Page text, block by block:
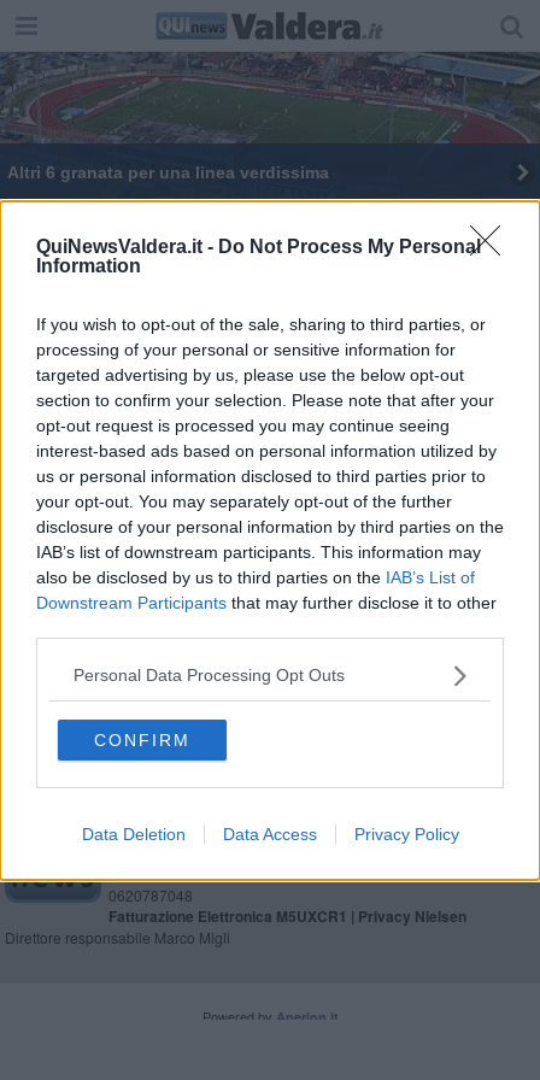
QuiNewsValdera.it - Do Not Process My Personal
Information
If you wish to opt-out of the sale, sharing to third parties, or
processing of your personal or sensitive information for
targeted advertising by us, please use the below opt-out
section to confirm your selection. Please note that after your
opt-out request is processed you may continue seeing
interest-based ads based on personal information utilized by
us or personal information disclosed to third parties prior to
your opt-out. You may separately opt-out of the further
disclosure of your personal information by third parties on the
IAB’s list of downstream participants. This information may
also be disclosed by us to third parties on the IAB’s List of
Downstream Participants that may further disclose it to other
Personal Data Processing Opt Outs
CONFIRM
Data Deletion Data Access Privacy Policy
Altri 6 granata per una linea verdissima
Tanti giovani per il rilancio in serie D
Oltre al danno la beffa, multa per 23 giocatori
granata
Granata tra colpi sudamericani e ritorni
Rivoluzione granata, fuori tre big e nuovi arrivi
Per i granata un colpo anche in attacco
Quando i sudamericani diventano granata
Dal mercato a Sportheca, parla il ds Taldo
​Pontedera, nuovi innesti per cercare la svolta
FIRENZE - info@toscanamediachannel.it. TOSCANA MEDIA
al n. 5935 del 27.09.2013. Iscrizione ROC 22105 - C.F. e P.Iva
0620787048
Fatturazione Elettronica M5UXCR1 | Privacy Nielsen
Direttore responsabile Marco Migli
Powered by Aperion.it